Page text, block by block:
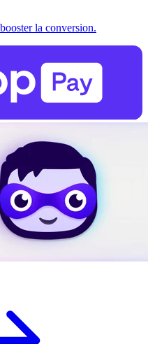
la conversion.